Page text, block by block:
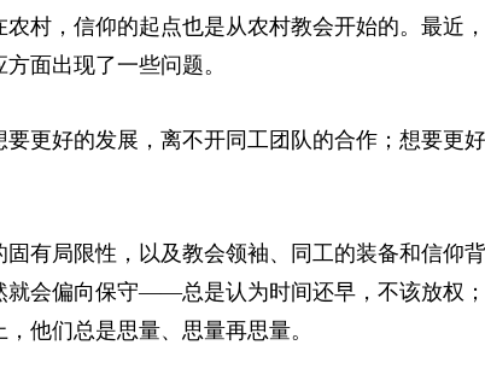
村，信仰的起点也是从农村教会开始的。最近
面出现了一些问题。
更好的发展，离不开同工团队的合作；想要更
固有局限性，以及教会领袖、同工的装备和信仰
就会偏向保守——总是认为时间还早，不该放权
他们总是思量、思量再思量。